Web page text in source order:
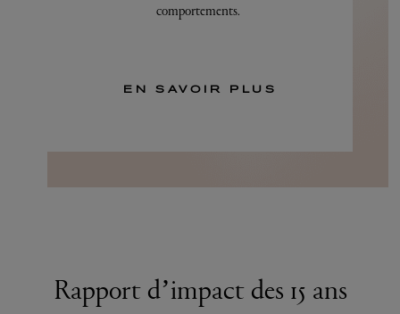
comportements.
EN SAVOIR PLUS
Rapport d’impact des 15 ans